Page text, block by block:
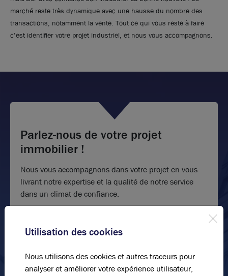
Villeurbanne
450 m²
marché reste très dynamique avec une hausse du nombre des
transactions, notamment la vente. Tout ce qui vous reste à faire
c’est identifier votre projet industriel, et nous vous accompagnons.
Parlez-nous de votre projet
immobilier !
Nous vous accompagnons dans votre projet en vous
livrant notre expertise et la qualité de notre service
dans un climat de confiance.
Prénom*
Utilisation des cookies
Nous utilisons des cookies et autres traceurs pour
analyser et améliorer votre expérience utilisateur,